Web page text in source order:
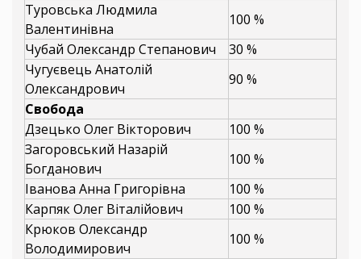
Туровська Людмила
Валентинівна
100 %
Чубай Олександр Степанович
30 %
Чугуєвець Анатолій
Олександрович
90 %
Свобода
Дзецько Олег Вікторович
100 %
Загоровський Назарій
Богданович
100 %
Іванова Анна Григорівна
100 %
Карпяк Олег Віталійович
100 %
Крюков Олександр
Володимирович
100 %